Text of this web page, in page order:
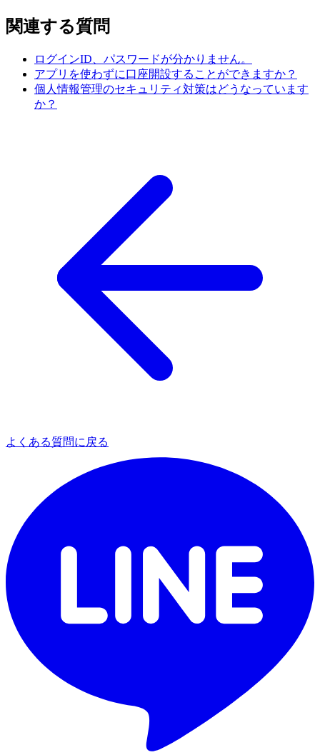
関連する質問
ログインID、パスワードが分かりません。
アプリを使わずに口座開設することができますか？
個人情報管理のセキュリティ対策はどうなっています
か？
よくある質問に戻る